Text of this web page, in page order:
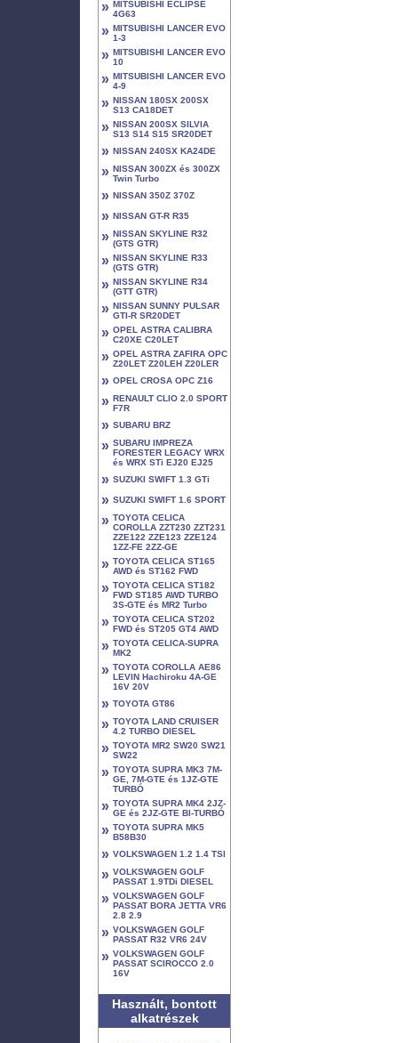
» MITSUBISHI ECLIPSE
4G63
» MITSUBISHI LANCER EVO
1-3
» MITSUBISHI LANCER EVO
10
» MITSUBISHI LANCER EVO
4-9
» NISSAN 180SX 200SX
S13 CA18DET
» NISSAN 200SX SILVIA
S13 S14 S15 SR20DET
» NISSAN 240SX KA24DE
» NISSAN 300ZX és 300ZX
Twin Turbo
» NISSAN 350Z 370Z
» NISSAN GT-R R35
» NISSAN SKYLINE R32
(GTS GTR)
» NISSAN SKYLINE R33
(GTS GTR)
» NISSAN SKYLINE R34
(GTT GTR)
» NISSAN SUNNY PULSAR
GTI-R SR20DET
» OPEL ASTRA CALIBRA
C20XE C20LET
» OPEL ASTRA ZAFIRA OPC
Z20LET Z20LEH Z20LER
» OPEL CROSA OPC Z16
» RENAULT CLIO 2.0 SPORT
F7R
» SUBARU BRZ
» SUBARU IMPREZA
FORESTER LEGACY WRX
és WRX STi EJ20 EJ25
» SUZUKI SWIFT 1.3 GTi
» SUZUKI SWIFT 1.6 SPORT
» TOYOTA CELICA
COROLLA ZZT230 ZZT231
ZZE122 ZZE123 ZZE124
1ZZ-FE 2ZZ-GE
» TOYOTA CELICA ST165
AWD és ST162 FWD
» TOYOTA CELICA ST182
FWD ST185 AWD TURBO
3S-GTE és MR2 Turbo
» TOYOTA CELICA ST202
FWD és ST205 GT4 AWD
» TOYOTA CELICA-SUPRA
MK2
» TOYOTA COROLLA AE86
LEVIN Hachiroku 4A-GE
16V 20V
» TOYOTA GT86
» TOYOTA LAND CRUISER
4.2 TURBO DIESEL
» TOYOTA MR2 SW20 SW21
SW22
» TOYOTA SUPRA MK3 7M-
GE, 7M-GTE és 1JZ-GTE
TURBÓ
» TOYOTA SUPRA MK4 2JZ-
GE és 2JZ-GTE BI-TURBÓ
» TOYOTA SUPRA MK5
B58B30
» VOLKSWAGEN 1.2 1.4 TSI
» VOLKSWAGEN GOLF
PASSAT 1.9TDi DIESEL
» VOLKSWAGEN GOLF
PASSAT BORA JETTA VR6
2.8 2.9
» VOLKSWAGEN GOLF
PASSAT R32 VR6 24V
» VOLKSWAGEN GOLF
PASSAT SCIROCCO 2.0
16V
Használt, bontott
alkatrészek